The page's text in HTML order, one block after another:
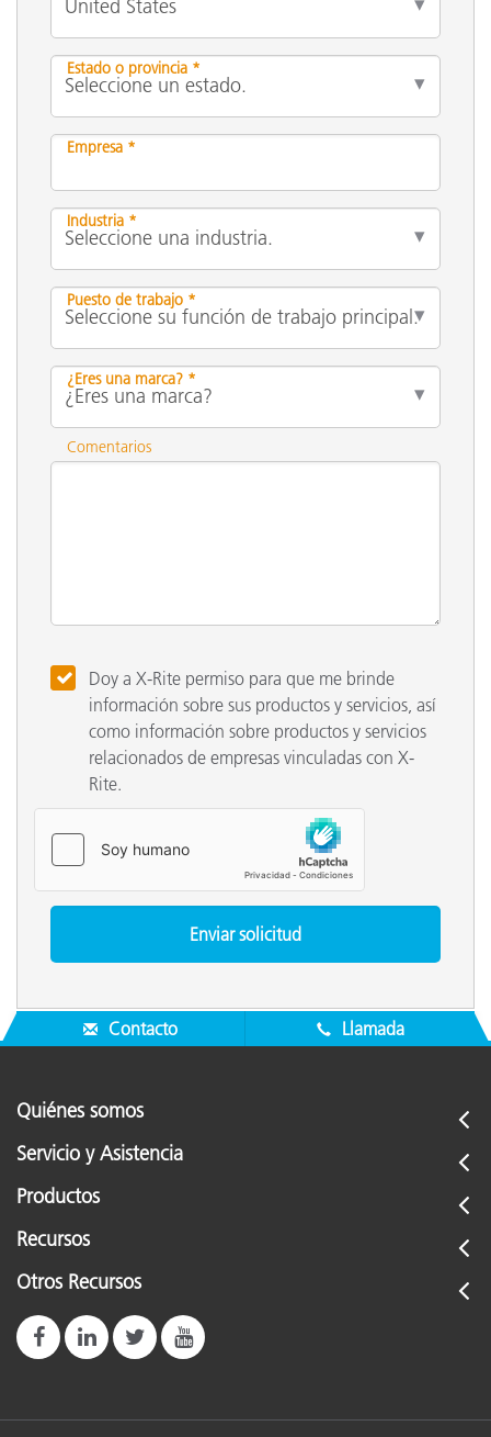
Estado o provincia *
Empresa *
Industria *
Puesto de trabajo *
¿Eres una marca? *
Comentarios
Doy a X-Rite permiso para que me brinde
información sobre sus productos y servicios, así
como información sobre productos y servicios
relacionados de empresas vinculadas con X-
Rite.
Contacto Llamada
Quiénes somos
Servicio y Asistencia
Productos
Recursos
Otros Recursos